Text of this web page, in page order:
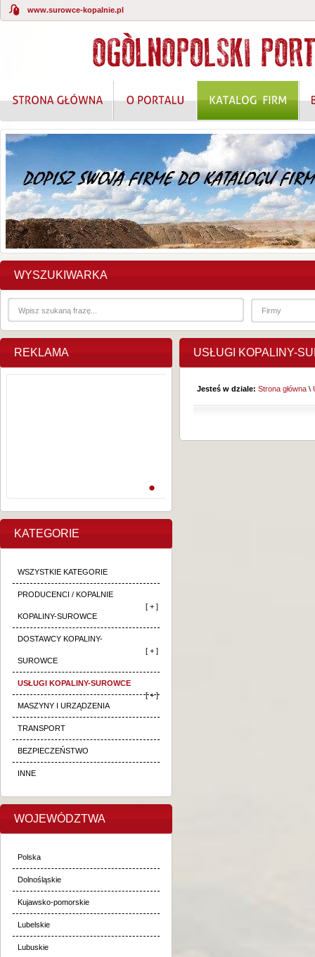
www.surowce-kopalnie.pl
WYSZUKIWARKA
REKLAMA
KATEGORIE
WSZYSTKIE KATEGORIE
PRODUCENCI / KOPALNIE
KOPALINY-SUROWCE
[ + ]
DOSTAWCY KOPALINY-
SUROWCE
[ + ]
USŁUGI KOPALINY-SUROWCE
[ + ]
MASZYNY I URZĄDZENIA
TRANSPORT
BEZPIECZEŃSTWO
INNE
WOJEWÓDZTWA
Polska
Dolnośląskie
Kujawsko-pomorskie
Lubelskie
Lubuskie
USŁUGI KOPALINY-
Jesteś w dziale: Strona główna \